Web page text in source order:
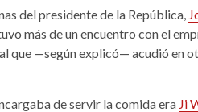
del presidente de la República,
más de un encuentro con el
que —según explicó— acudió en
de servir la comida era Ji